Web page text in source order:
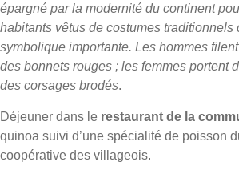
épargné par la modernité du continent
habitants vêtus de costumes traditionnels
symbolique importante. Les hommes
des bonnets rouges ; les femmes portent
des corsages brodés.
Déjeuner dans le restaurant de la
quinoa suivi d’une spécialité de poisson
coopérative des villageois.